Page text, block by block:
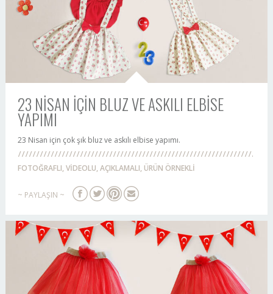
23 NİSAN İÇİN BLUZ VE ASKILI ELBİSE
YAPIMI
23 Nisan için çok şık bluz ve askılı elbise yapımı.
FOTOĞRAFLI, VİDEOLU, AÇIKLAMALI, ÜRÜN ÖRNEKLİ
~ PAYLAŞIN ~